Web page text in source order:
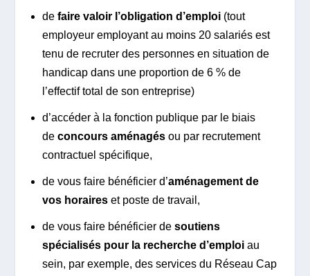
de faire valoir l’obligation d’emploi(tout
employeur employant au moins 20 salariés est
tenu de recruter des personnes en situation de
handicap dans une proportion de 6 % de
l’effectif total de son entreprise)
d’accéder à la fonction publique par le biais
de concours aménagésou par recrutement
contractuel spécifique,
de vous faire bénéficier d’aménagement de
vos horaireset poste de travail,
de vous faire bénéficier de soutiens
spécialisés pour la recherche d’emploiau
sein, par exemple, des services du Réseau Cap